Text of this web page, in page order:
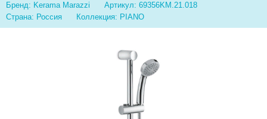
Бренд: Kerama Marazzi
Артикул: 69356KM.21.018
Страна: Россия
Коллекция: PIANO